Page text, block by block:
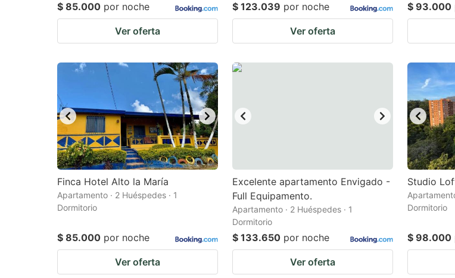
$ 85.000 por noche
Ver oferta
$ 123.039 por noche
Ver oferta
$ 93.000
Finca Hotel Alto la María
Apartamento · 2 Huéspedes · 1
Dormitorio
$ 85.000 por noche
Ver oferta
Excelente apartamento Envigado -
Full Equipamento.
Apartamento · 2 Huéspedes · 1
Dormitorio
$ 133.650 por noche
Ver oferta
Studio
Dormitorio
$ 98.000